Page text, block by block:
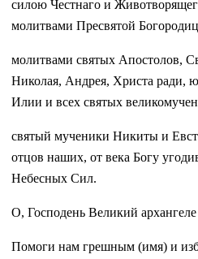
силою Честнаго и
молитвами Пресвятой
молитвами святых Апостолов,
Николая, Андрея, Христа ради,
Илии и всех святых
святый мученики Никиты и
отцов наших, от века Богу
Небесных Сил.
О, Господень Великий
Помоги нам грешным (имя) и